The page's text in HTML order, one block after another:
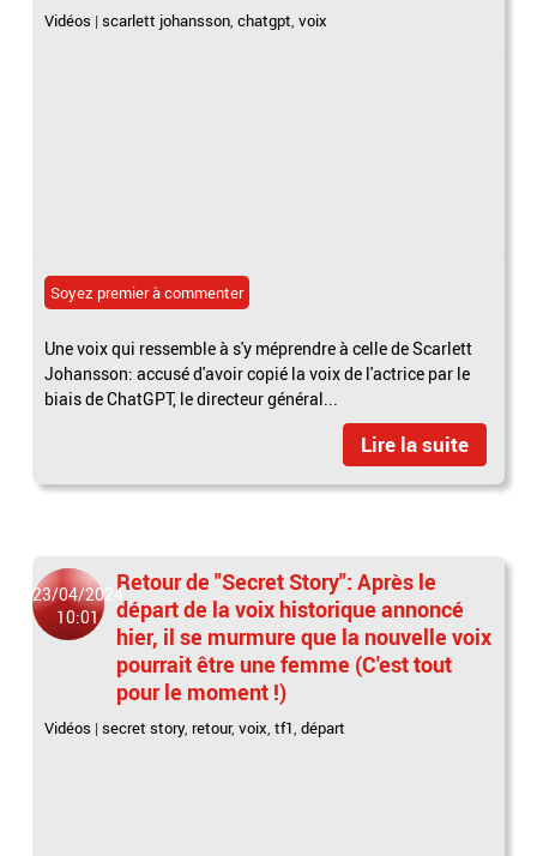
Vidéos |scarlett johansson,chatgpt,voix
Soyez premier à commenter
Une voix qui ressemble à s'y méprendre à celle de Scarlett
Johansson: accusé d'avoir copié la voix de l'actrice par le
biais de ChatGPT, le directeur général...
Lire la suite
23/04/2024
10:01
Retour de "Secret Story": Après le
départ de la voix historique annoncé
hier, il se murmure que la nouvelle voix
pourrait être une femme (C'est tout
pour le moment !)
Vidéos |secret story, retour,voix ,tf1 ,départ